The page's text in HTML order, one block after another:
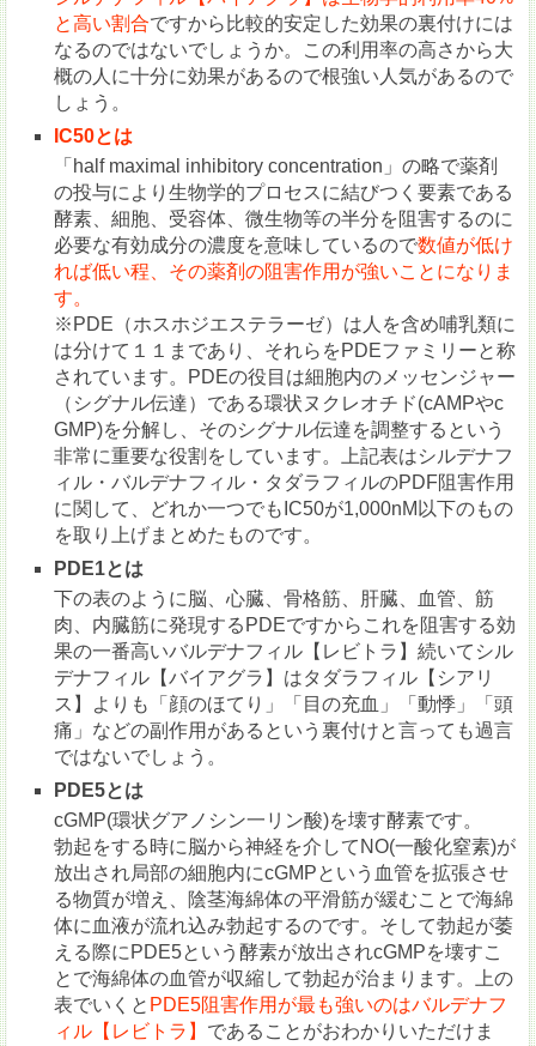
と高い割合ですから比較的安定した効果の裏付けには
なるのではないでしょうか。この利用率の高さから大
概の人に十分に効果があるので根強い人気があるので
しょう。
IC50とは
「half maximal inhibitory concentration」の略で薬剤
の投与により生物学的プロセスに結びつく要素である
酵素、細胞、受容体、微生物等の半分を阻害するのに
必要な有効成分の濃度を意味しているので数値が低け
れば低い程、その薬剤の阻害作用が強いことになりま
す。
※PDE（ホスホジエステラーゼ）は人を含め哺乳類に
は分けて１１まであり、それらをPDEファミリーと称
されています。PDEの役目は細胞内のメッセンジャー
（シグナル伝達）である環状ヌクレオチド(cAMPやc
GMP)を分解し、そのシグナル伝達を調整するという
非常に重要な役割をしています。上記表はシルデナフ
ィル・バルデナフィル・タダラフィルのPDF阻害作用
に関して、どれか一つでもIC50が1,000nM以下のもの
を取り上げまとめたものです。
PDE1とは
下の表のように脳、心臓、骨格筋、肝臓、血管、筋
肉、内臓筋に発現するPDEですからこれを阻害する効
果の一番高いバルデナフィル【レビトラ】続いてシル
デナフィル【バイアグラ】はタダラフィル【シアリ
ス】よりも「顔のほてり」「目の充血」「動悸」「頭
痛」などの副作用があるという裏付けと言っても過言
ではないでしょう。
PDE5とは
cGMP(環状グアノシン一リン酸)を壊す酵素です。
勃起をする時に脳から神経を介してNO(一酸化窒素)が
放出され局部の細胞内にcGMPという血管を拡張させ
る物質が増え、陰茎海綿体の平滑筋が緩むことで海綿
体に血液が流れ込み勃起するのです。そして勃起が萎
える際にPDE5という酵素が放出されcGMPを壊すこ
とで海綿体の血管が収縮して勃起が治まります。上の
表でいくと PDE5阻害作用が最も強いのはバルデナフ
ィル【レビトラ】 であることがおわかりいただけま